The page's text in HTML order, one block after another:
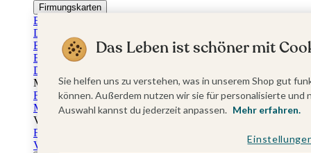
Firmungskarten
Einladungskarten Firmung
Dankeskarten Firmung
Einschulungskarten
Einladungskarten Einschulung
Danksagung Einschulung
Muttertag
Fotogeschenke Muttertag
Muttertagskarten
Vatertag
Fotogeschenke Vatertag
Vatertagskarten
Das Leben ist schöner mit
Sie helfen uns zu verstehen, was in unserem Shop gut
können. Außerdem nutzen wir sie für personalisierte
Auswahl kannst du jederzeit anpassen. Mehr erfahren.